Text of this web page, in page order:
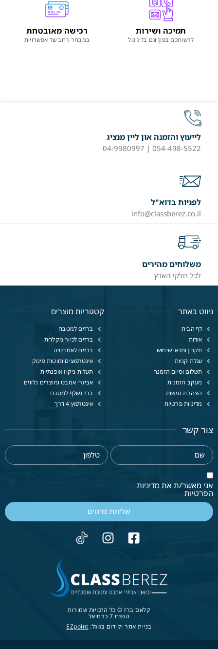
תמיכה ושירות
לרשותכם בפון וגם בדיגיטל
רכישה מאובטחת
במבחר רחב של אפשרויות
לייעוץ והזמנה און ליין מנציג
054-498-5522 | 04-9980997
לפניות בדוא"ל
info@classberez.co.il
משלוחים מהירים
לכל חלקי הארץ
ניווט באתר
דף הבית
אודות
תקנון ותנאי שימוש
עגלת קניות
תשלום וסיום הזמנה
מעקב הזמנות
הצהרת נגישות
מדיניות פרטיות
קטגוריות מוצרים
ברזים למטבח
ברזים לכיור מקלחת
ברזים לאמבטיה
אינטרפוצים ומוטות פינוק
תעלות ניקוז אופנתיות
אביזרי אמבט ומוצרים נלווים
ברז נשלף למטבח
אינטרפוץ 4 דרך
צור קשר
אני מאשר/ת את מדיניות
הפרטיות
שליחת פרטים
קלאס ברז © כל הזכויות שמורות
הנפח 7 כרמיאל
בניית אתר וקידום בגוגל: EZpoint